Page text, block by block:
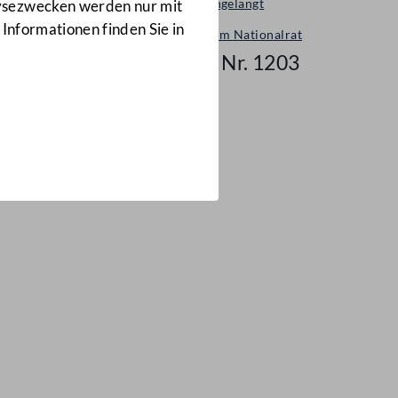
werden nur mit
finden Sie in
Neu eingelangt
Neues im Nationalrat
Mail Nr. 1203